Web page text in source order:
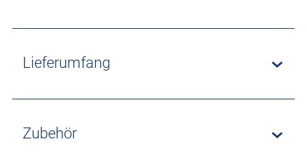
Lieferumfang
Zubehör